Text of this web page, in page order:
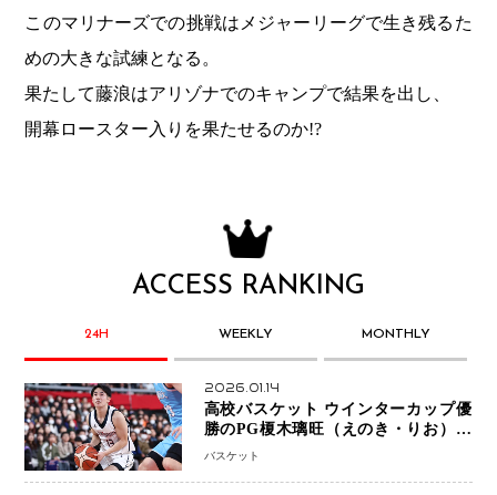
このマリナーズでの挑戦はメジャーリーグで生き残るた
めの大きな試練となる。
果たして藤浪はアリゾナでのキャンプで結果を出し、
開幕ロースター入りを果たせるのか!?
ACCESS RANKING
24H WEEKLY MONTHLY
2026.01.14
高校バスケット ウインターカップ優
勝のPG榎木璃旺（えのき・りお）が
プロの現場へ―。
バスケット